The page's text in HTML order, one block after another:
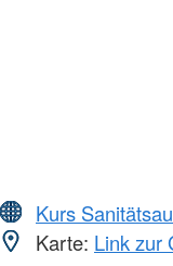
Kurs
Karte: Link zur